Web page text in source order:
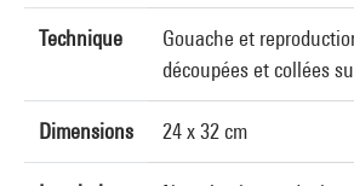
Technique
Gouache et
découpées et collées
Dimensions 24 x 32 cm